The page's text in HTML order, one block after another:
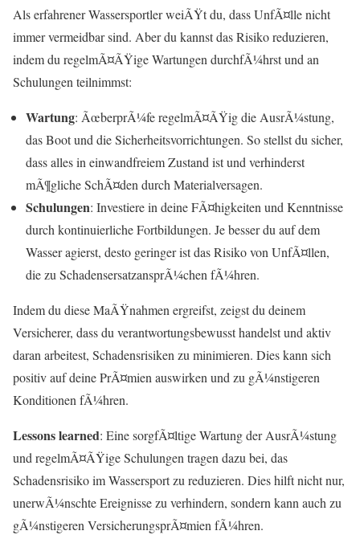
Als erfahrener Wassersportler weiÃŸt du, dass UnfÃ¤lle nicht
immer vermeidbar sind. Aber du kannst das Risiko reduzieren,
indem du regelmÃ¤ÃŸige Wartungen durchfÃ¼hrst und an
Schulungen teilnimmst:
Wartung: ÃœberprÃ¼fe regelmÃ¤ÃŸig die AusrÃ¼stung,
das Boot und die Sicherheitsvorrichtungen. So stellst du sicher,
dass alles in einwandfreiem Zustand ist und verhinderst
mÃ¶gliche SchÃ¤den durch Materialversagen.
Schulungen: Investiere in deine FÃ¤higkeiten und Kenntnisse
durch kontinuierliche Fortbildungen. Je besser du auf dem
Wasser agierst, desto geringer ist das Risiko von UnfÃ¤llen,
die zu SchadensersatzansprÃ¼chen fÃ¼hren.
Indem du diese MaÃŸnahmen ergreifst, zeigst du deinem
Versicherer, dass du verantwortungsbewusst handelst und aktiv
daran arbeitest, Schadensrisiken zu minimieren. Dies kann sich
positiv auf deine PrÃ¤mien auswirken und zu gÃ¼nstigeren
Konditionen fÃ¼hren.
Lessons learned: Eine sorgfÃ¤ltige Wartung der AusrÃ¼stung
und regelmÃ¤ÃŸige Schulungen tragen dazu bei, das
Schadensrisiko im Wassersport zu reduzieren. Dies hilft nicht nur,
unerwÃ¼nschte Ereignisse zu verhindern, sondern kann auch zu
gÃ¼nstigeren VersicherungsprÃ¤mien fÃ¼hren.